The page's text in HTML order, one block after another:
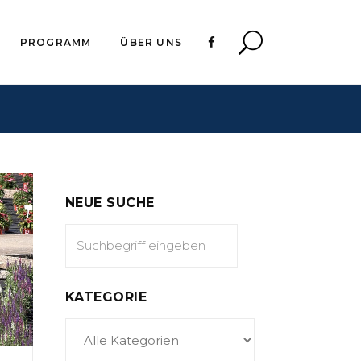
PROGRAMM ÜBER UNS
NEUE SUCHE
KATEGORIE